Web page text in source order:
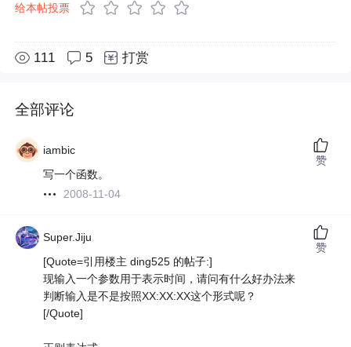
给本帖投票
111 5 打赏
全部评论
iambic
写一个函数。
2008-11-04
赞
Super.Jiju
[Quote=引用楼主 ding525 的帖子:]
现输入一个参数用于表示时间，请问有什么好办法来
判断输入是不是按照XX:XX:XX这个形式呢？
[/Quote]
赞